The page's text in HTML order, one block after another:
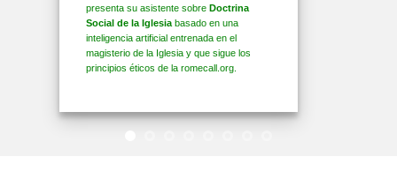
presenta su asistente sobreDoctrina
Social de la Iglesia basado en una
inteligencia artificial entrenada en el
magisterio de la Iglesia y que sigue los
principios éticos de la romecall.org.